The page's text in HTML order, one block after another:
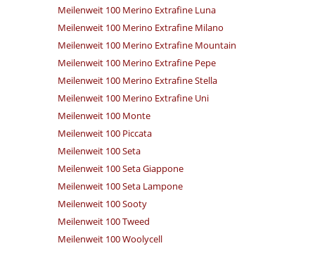
Meilenweit 100 Merino Extrafine Luna
Meilenweit 100 Merino Extrafine Milano
Meilenweit 100 Merino Extrafine Mountain
Meilenweit 100 Merino Extrafine Pepe
Meilenweit 100 Merino Extrafine Stella
Meilenweit 100 Merino Extrafine Uni
Meilenweit 100 Monte
Meilenweit 100 Piccata
Meilenweit 100 Seta
Meilenweit 100 Seta Giappone
Meilenweit 100 Seta Lampone
Meilenweit 100 Sooty
Meilenweit 100 Tweed
Meilenweit 100 Woolycell